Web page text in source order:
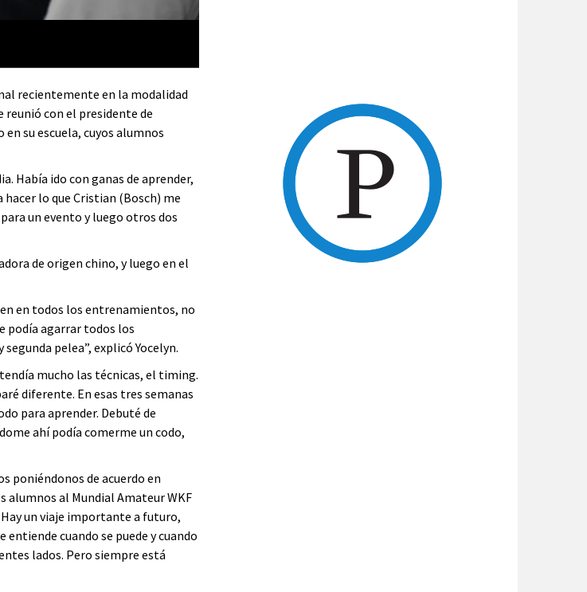
recientemente en la modalidad
reunió con el presidente de
su escuela, cuyos alumnos
Había ido con ganas de aprender,
lo que Cristian (Bosch) me
un evento y luego otros dos
de origen chino, y luego en el
en todos los entrenamientos, no
podía agarrar todos los
pelea”, explicó Yocelyn.
mucho las técnicas, el timing.
diferente. En esas tres semanas
para aprender. Debuté de
ahí podía comerme un codo,
poniéndonos de acuerdo en
alumnos al Mundial Amateur WKF
un viaje importante a futuro,
cuando se puede y cuando
lados. Pero siempre está